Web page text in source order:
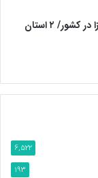
آخرین وضعیت شیوع آنفلوانزا در کشور/ ۲ استان
6,522
193